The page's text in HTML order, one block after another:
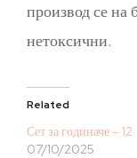
производ се на
нетоксични.
Related
Сет за годиначе – 12
07/10/2025